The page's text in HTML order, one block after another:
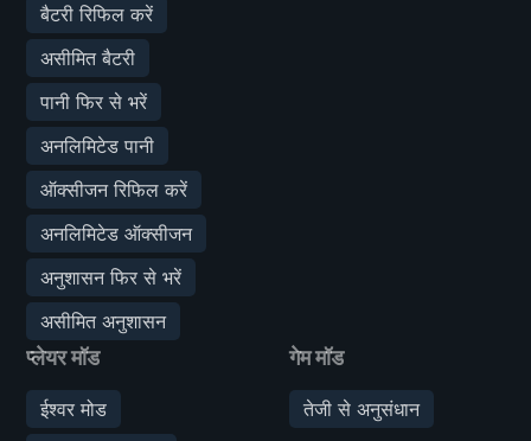
बैटरी रिफिल करें
असीमित बैटरी
पानी फिर से भरें
अनलिमिटेड पानी
ऑक्सीजन रिफिल करें
अनलिमिटेड ऑक्सीजन
अनुशासन फिर से भरें
असीमित अनुशासन
प्लेयर मॉड
ईश्वर मोड
गेम मॉड
तेजी से अनुसंधान